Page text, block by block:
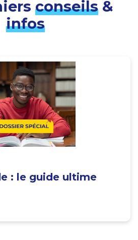
conseils&
infos
: le guide ultime